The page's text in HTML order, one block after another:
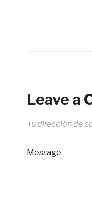
Leave a
Tu dirección de
Message